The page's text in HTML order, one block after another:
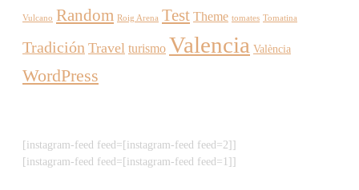
Vulcano Random Roig Arena Test Theme tomates Tomatina
Tradición Travel turismo Valencia València
WordPress
[instagram-feed feed=[instagram-feed feed=2]]
[instagram-feed feed=[instagram-feed feed=1]]